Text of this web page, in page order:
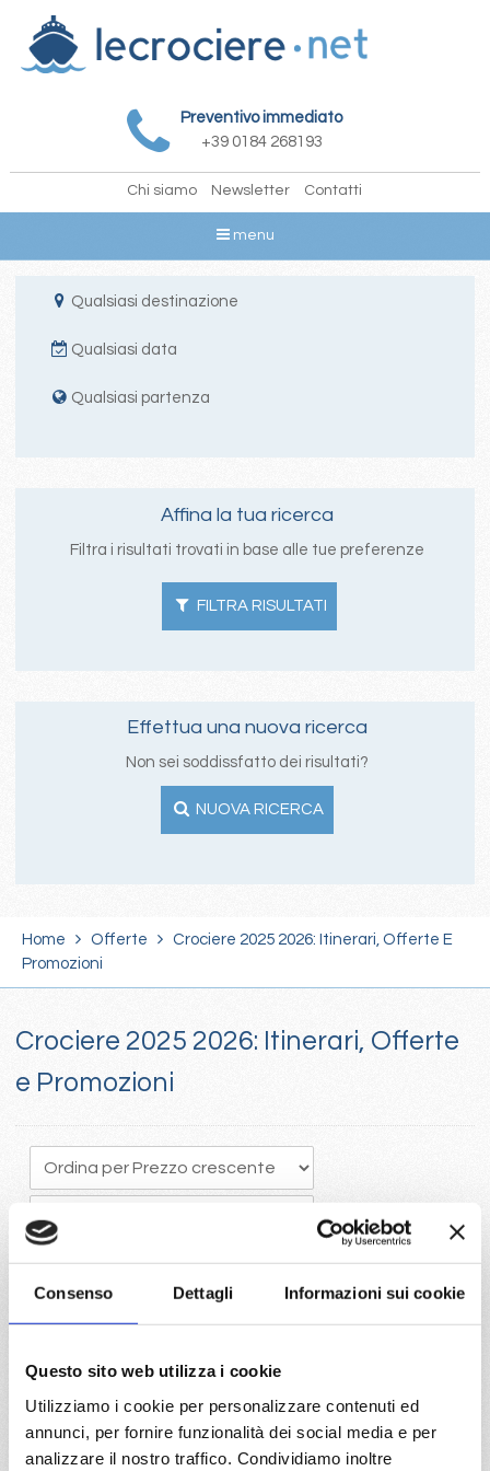
Consenso Dettagli Informazioni sui cookie
Questo sito web utilizza i cookie
Utilizziamo i cookie per personalizzare contenuti ed
annunci, per fornire funzionalità dei social media e per
analizzare il nostro traffico. Condividiamo inoltre
Preventivo immediato
+39 0184 268193
Chi siamo Newsletter Contatti
menu
Qualsiasi destinazione
Qualsiasi data
Qualsiasi partenza
Affina la tua ricerca
Filtra i risultati trovati in base alle tue preferenze
FILTRA RISULTATI
Effettua una nuova ricerca
Non sei soddissfatto dei risultati?
NUOVA RICERCA
Home Offerte
Crociere 2025 2026: Itinerari, Offerte E
Promozioni
Crociere 2025 2026: Itinerari, Offerte
e Promozioni
crociera porta vantaggi economici con la scelta della migliore
disponibilità
Visita il portale per trovare le crociere 2025 con Costa e Mc